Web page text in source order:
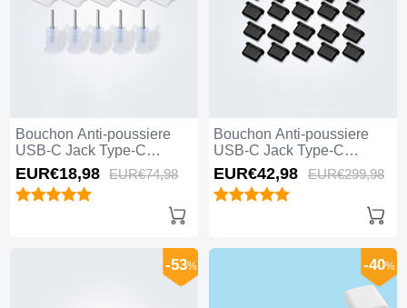
Bouchon Anti-poussiere
USB-C Jack Type-C
Universel 5PCS pour
Apple iPhone 15 Pro Blanc
EUR€18,98 EUR€74,98
Bouchon Anti-poussiere
USB-C Jack Type-C
Universel 20PCS pour
Apple iPhone 15 Pro Noir
EUR€42,98 EUR€299,98
-53% -40%